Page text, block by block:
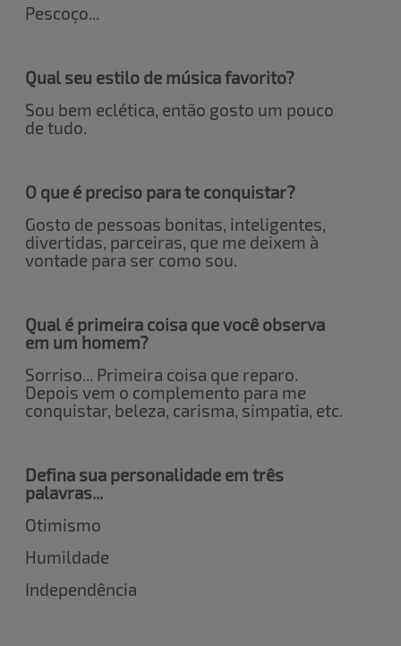
Pescoço...
Qual seu estilo de música favorito?
Sou bem eclética, então gosto um pouco
de tudo.
O que é preciso para te conquistar?
Gosto de pessoas bonitas, inteligentes,
divertidas, parceiras, que me deixem à
vontade para ser como sou.
Qual é primeira coisa que você observa
em um homem?
Sorriso... Primeira coisa que reparo.
Depois vem o complemento para me
conquistar, beleza, carisma, simpatia, etc.
Defina sua personalidade em três
palavras...
Otimismo
Humildade
Independência